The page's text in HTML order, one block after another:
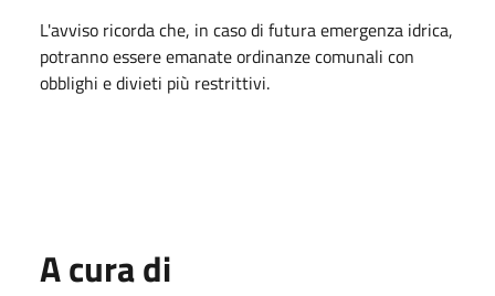
L'avviso ricorda che, in caso di futura emergenza idrica,
potranno essere emanate ordinanze comunali con
obblighi e divieti più restrittivi.
A cura di